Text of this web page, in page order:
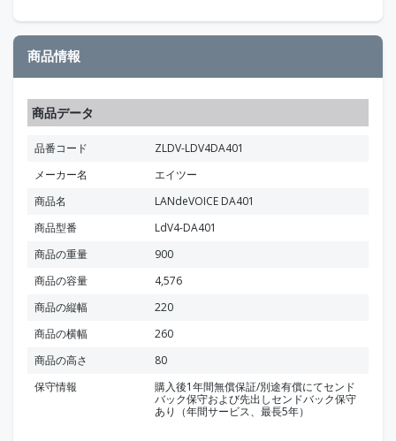
商品情報
商品データ
品番コード
ZLDV-LDV4DA401
メーカー名
エイツー
商品名
LANdeVOICE DA401
商品型番
LdV4-DA401
商品の重量
900
商品の容量
4,576
商品の縦幅
220
商品の横幅
260
商品の高さ
80
保守情報
購入後1年間無償保証/別途有償にてセンド
バック保守および先出しセンドバック保守
あり（年間サービス、最長5年）